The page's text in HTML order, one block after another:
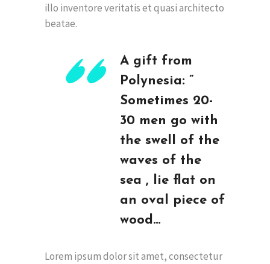
illo inventore veritatis et quasi architecto
beatae.
A gift from
Polynesia: ”
Sometimes 20-
30 men go with
the swell of the
waves of the
sea , lie flat on
an oval piece of
wood…
Lorem ipsum dolor sit amet, consectetur